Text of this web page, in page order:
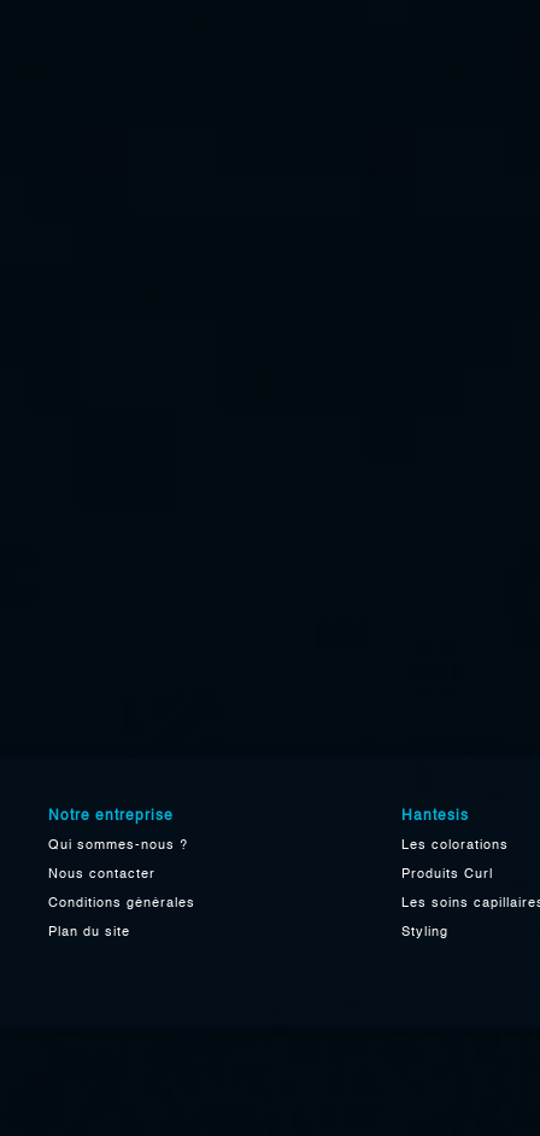
Notre entreprise
Qui sommes-nous ?
Nous contacter
Conditions générales
Plan du site
Hantesis
Les colorations
Produits Curl
Les soins
Styling